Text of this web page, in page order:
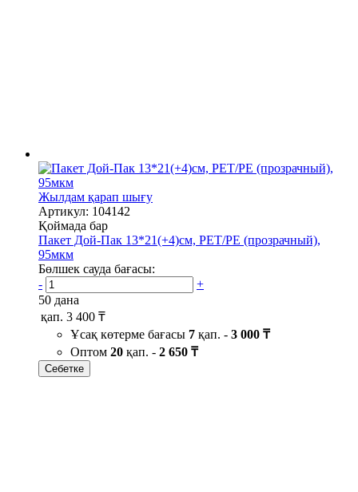
Жылдам қарап шығу
Артикул: 104142
Қоймада бар
Пакет Дой-Пак 13*21(+4)см, PET/PE (прозрачный),
95мкм
Бөлшек сауда бағасы:
-
+
50 дана
қап. 3 400 ₸
Ұсақ көтерме бағасы 7 қап. - 3 000 ₸
Оптом 20 қап. - 2 650 ₸
Себетке